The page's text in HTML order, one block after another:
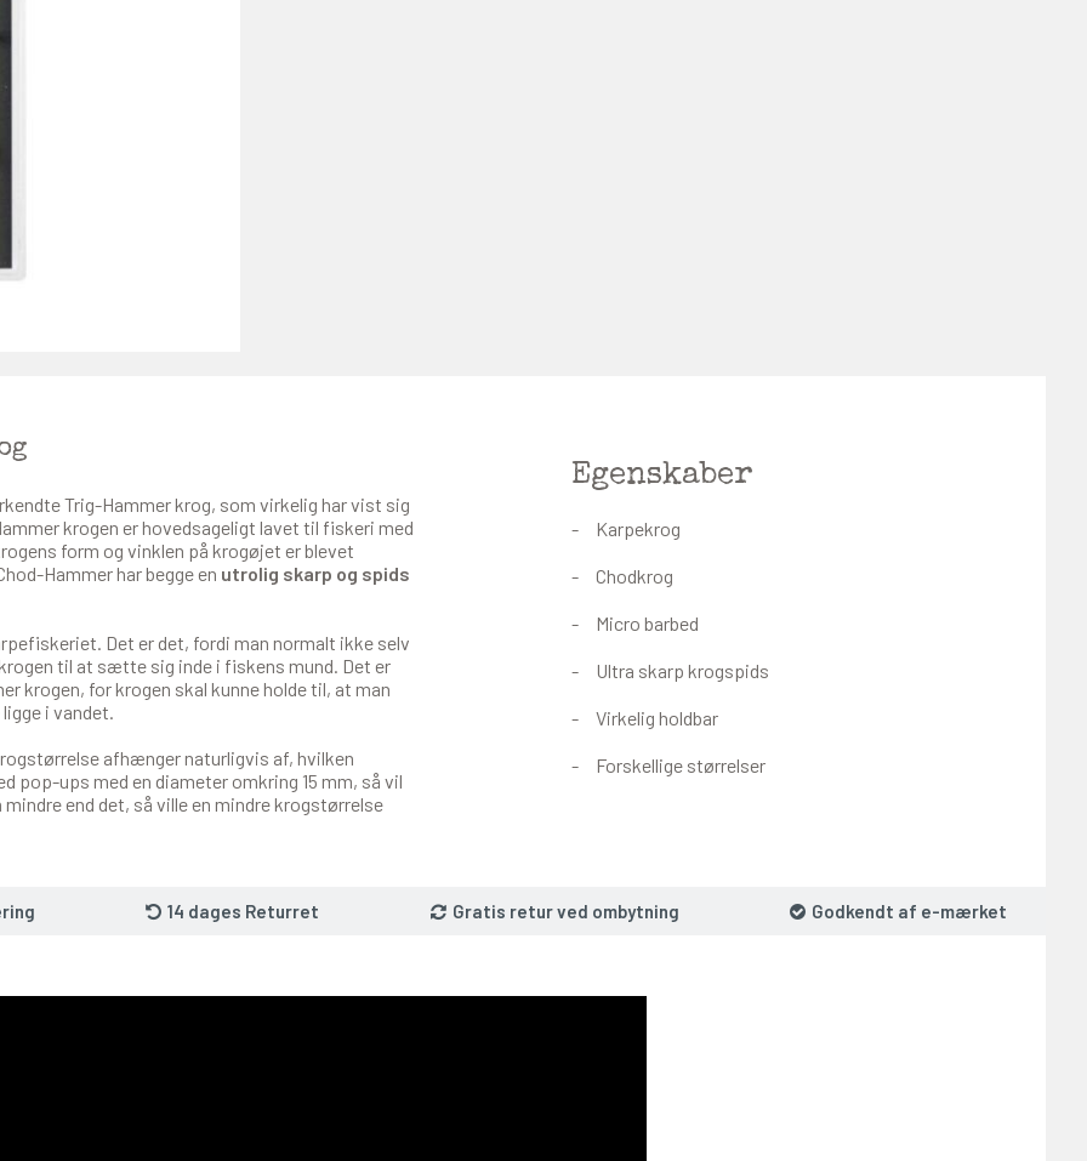
Trig-Hammer krog, som virkelig har vist sig
krogen er hovedsageligt lavet til fiskeri med
form og vinklen på krogøjet er blevet
Hammer har begge en utrolig skarp og spids
Det er det, fordi man normalt ikke selv
til at sætte sig inde i fiskens mund. Det er
krogen, for krogen skal kunne holde til, at man
i vandet.
afhænger naturligvis af, hvilken
pop-ups med en diameter omkring 15 mm, så vil
end det, så ville en mindre krogstørrelse
Egenskaber
Karpekrog
Chodkrog
Micro barbed
Ultra skarp krogspids
Virkelig holdbar
Forskellige størrelser
14 dages Returret Gratis retur ved ombytning Godkendt af e-mærket